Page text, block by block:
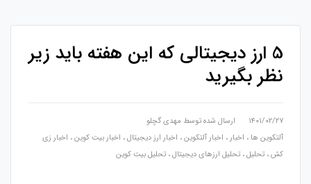
5 ارز دیجیتالی که این هفته باید زیر
نظر بگیرید
۱۴۰۱/۰۲/۲۷ ارسال شده توسط مهدی گچلو
آلتکوین ها ، اخبار ، اخبار آلتکوین، اخبار ارز دیجیتال، اخبار بیت کوین، اخبار زی
کش، تحلیل، تحلیل ارزهای دیجیتال، تحلیل بیت کوین